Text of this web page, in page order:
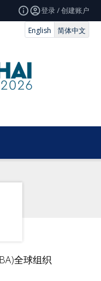
登录 / 创建账户
English
简体中文
全球组织